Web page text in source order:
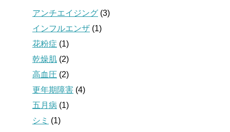
アンチエイジング (3)
インフルエンザ (1)
花粉症 (1)
乾燥肌 (2)
高血圧 (2)
更年期障害 (4)
五月病 (1)
シミ (1)